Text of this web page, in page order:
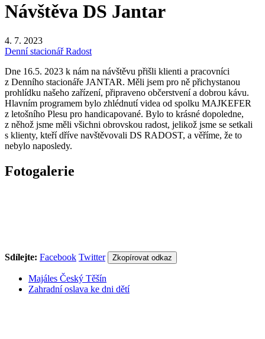
Návštěva DS Jantar
4. 7. 2023
Denní stacionář Radost
Dne 16.5. 2023 k nám na návštěvu přišli klienti a pracovníci
z Denního stacionáře JANTAR. Měli jsem pro ně přichystanou
prohlídku našeho zařízení, připraveno občerstvení a dobrou kávu.
Hlavním programem bylo zhlédnutí videa od spolku MAJKEFER
z letošního Plesu pro handicapované. Bylo to krásné dopoledne,
z něhož jsme měli všichni obrovskou radost, jelikož jsme se setkali
s klienty, kteří dříve navštěvovali DS RADOST, a věříme, že to
nebylo naposledy.
Fotogalerie
Sdílejte: Facebook Twitter Zkopírovat odkaz
Majáles Český Těšín
Zahradní oslava ke dni dětí